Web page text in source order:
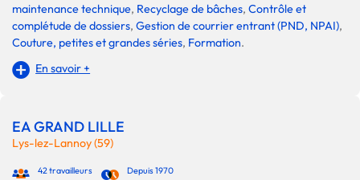
maintenance technique, Recyclage de bâches, Contrôle et
complétude de dossiers, Gestion de courrier entrant (PND, NPAI),
Couture, petites et grandes séries, Formation.
En savoir +
EA GRAND LILLE
Lys-lez-Lannoy (59)
42 travailleurs Depuis 1970